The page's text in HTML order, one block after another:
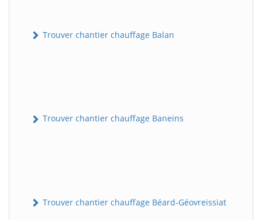
Trouver chantier chauffage Balan
Trouver chantier chauffage Baneins
Trouver chantier chauffage Béard-Géovreissiat